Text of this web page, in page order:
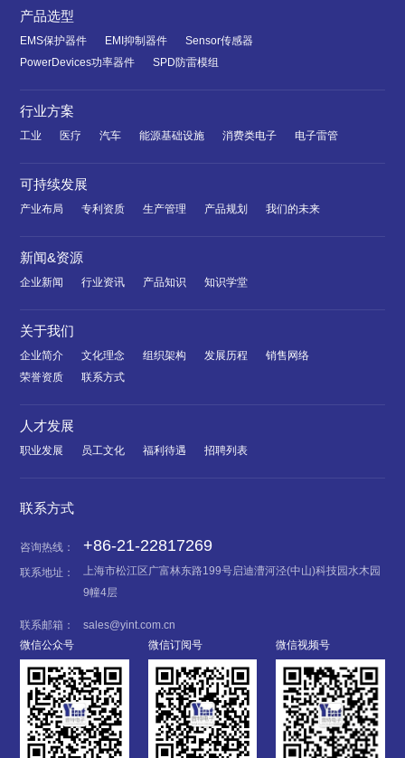
产品选型
EMS保护器件 EMI抑制器件
Sensor传感器
PowerDevices功率器件
SPD防雷模组
行业方案
工业 医疗 汽车 能源基础设施 消费类电子 电子雷管
可持续发展
产业布局 专利资质 生产管理 产品规划 我们的未来
新闻&资源
企业新闻 行业资讯 产品知识 知识学堂
关于我们
企业简介 文化理念 组织架构 发展历程
销售网络
荣誉资质
联系方式
人才发展
职业发展 员工文化 福利待遇 招聘列表
联系方式
咨询热线： +86-21-22817269
联系地址：
上海市松江区广富林东路199号启迪漕河泾(中山)科技园水木园
9幢4层
联系邮箱：
sales@yint.com.cn
微信公众号
微信订阅号 微信视频号